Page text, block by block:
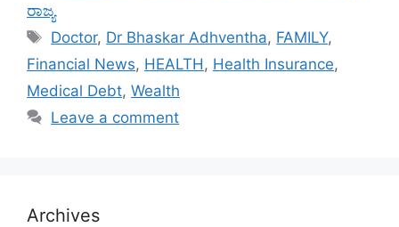
ರಾಜ್ಯ
Tags
Doctor, Dr Bhaskar Adhventha, FAMILY,
Financial News, HEALTH , Health Insurance,
Medical Debt, Wealth
Leave a comment
Archives